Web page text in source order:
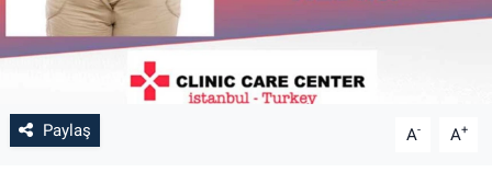
Paylaş A- A+